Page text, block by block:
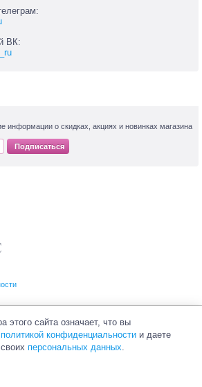
ВК:
информации о скидках, акциях и новинках магазина
Подписаться
на товарные знаки принадлежат их законным
этого сайта означает, что вы
политикой конфиденциальности и даете
персональных данных.